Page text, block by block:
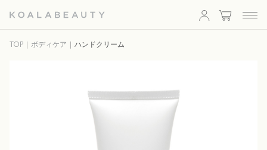
BEAUTY
TOP ボディケア ハンドクリーム